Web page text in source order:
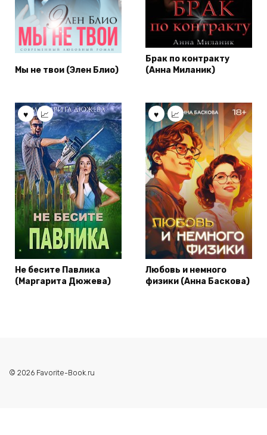
Мы не твои (Элен Блио)
Брак по контракту
(Анна Миланик)
Не бесите Павлика
(Маргарита Дюжева)
Любовь и немного
физики (Анна Баскова)
© 2026 Favorite-Book.ru